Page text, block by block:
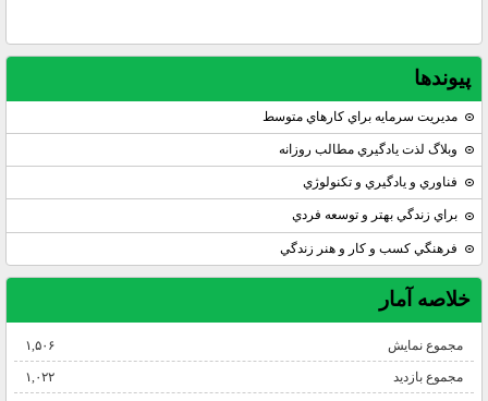
پيوندها
مديريت سرمايه براي كارهاي متوسط
وبلاگ لذت يادگيري مطالب روزانه
فناوري و يادگيري و تكنولوژي
براي زندگي بهتر و توسعه فردي
فرهنگي كسب و كار و هنر زندگي
خلاصه آمار
مجموع نمایش‌ ۱,۵۰۶
مجموع بازدید ۱,۰۲۲